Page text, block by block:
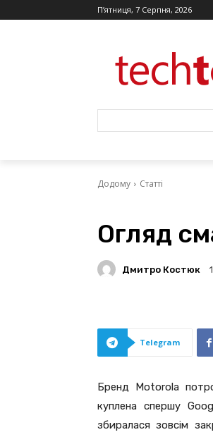
П’ятниця, 7 Серпня, 2026
Додому Статті
Огляд
Дмитро Костюк
Telegram
Бренд Motorola
куплена спершу
збиралася зовсім